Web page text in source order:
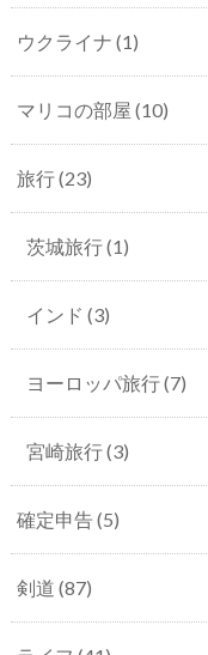
ウクライナ (1)
マリコの部屋 (10)
旅行(23)
茨城旅行(1)
インド (3)
ヨーロッパ旅行(7)
宮崎旅行(3)
確定申告(5)
剣道 (87)